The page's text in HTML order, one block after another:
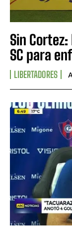
Sin
SC para
LIBERTADORES